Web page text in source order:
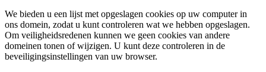
We bieden u een lijst met opgeslagen cookies op uw computer in
ons domein, zodat u kunt controleren wat we hebben opgeslagen.
Om veiligheidsredenen kunnen we geen cookies van andere
domeinen tonen of wijzigen. U kunt deze controleren in de
beveiligingsinstellingen van uw browser.